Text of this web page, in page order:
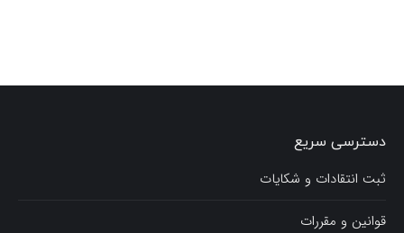
دسترسی سریع
ثبت انتقادات و شکایات
قوانین و مقررات